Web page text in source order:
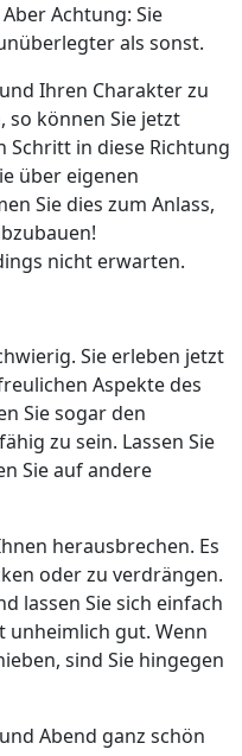
Achtung: Sie
als sonst.
Ihren Charakter zu
so können Sie jetzt
in diese Richtung
über eigenen
Sie dies zum Anlass,
nicht erwarten.
Sie erleben jetzt
Aspekte des
Sie sogar den
zu sein. Lassen Sie
Sie auf andere
herausbrechen. Es
oder zu verdrängen.
lassen Sie sich einfach
unheimlich gut. Wenn
sind Sie hingegen
Abend ganz schön